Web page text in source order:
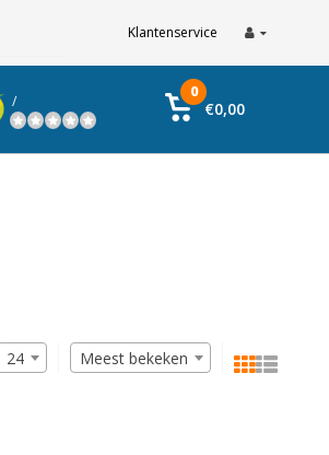
Klantenservice
/
0
€0,00
Meest bekeken
24